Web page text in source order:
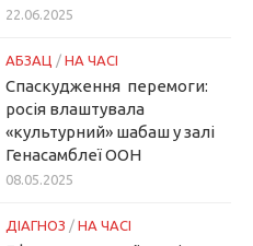
22.06.2025
АБЗАЦ / НА ЧАСІ
Спаскудження перемоги:
росія влаштувала
«культурний» шабаш у залі
Генасамблеї ООН
08.05.2025
ДІАГНОЗ / НА ЧАСІ